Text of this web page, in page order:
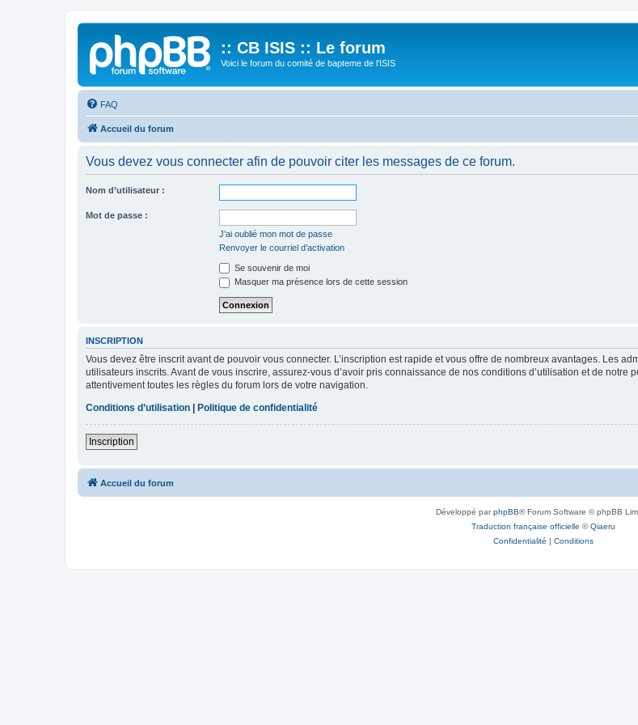
:: CB ISIS :: Le forum
Voici le forum du comité de bapteme de l'ISIS
FAQ
Accueil du forum
Vous devez vous connecter afin de pouvoir citer les messages de ce forum.
Nom d’utilisateur :
Mot de passe :
J’ai oublié mon mot de passe
Renvoyer le courriel d’activation
Se souvenir de moi
Masquer ma présence lors de cette session
INSCRIPTION
Vous devez être inscrit avant de pouvoir vous connecter. L’inscription est rapide et vous offre de nombreux avantages. Les
utilisateurs inscrits. Avant de vous inscrire, assurez-vous d’avoir pris connaissance de nos conditions d’utilisation et de
attentivement toutes les règles du forum lors de votre navigation.
Conditions d’utilisation
Politique de confidentialité
Inscription
Accueil du forum
Développé parphpBB® Forum Software © phpBB
Traduction française officielle ©Qiaeru
Confidentialité | Conditions